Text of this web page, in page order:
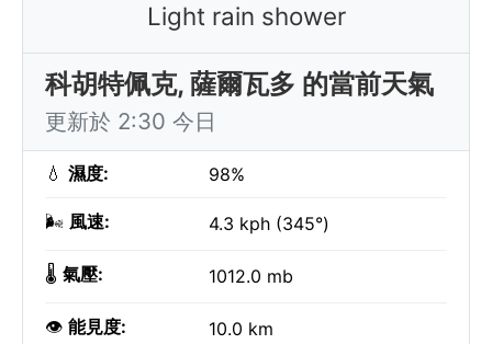
Light rain shower
科胡特佩克, 薩爾瓦多 的當前天氣
更新於 2:30 今日
💧 濕度: 98%
🌬️ 風速: 4.3 kph (345°)
🌡️ 氣壓: 1012.0 mb
👁️ 能見度: 10.0 km